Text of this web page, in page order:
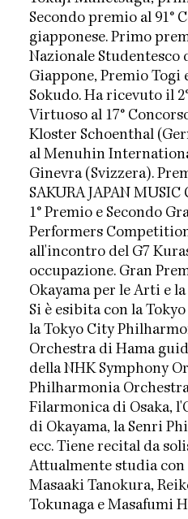
Secondo premio al 91°
giapponese. Primo
Nazionale Studentesco
Giappone, Premio Togi
Sokudo. Ha ricevuto il
Virtuoso al 17°
Kloster Schoenthal
al Menuhin
Ginevra (Svizzera).
SAKURA JAPAN
1° Premio e Secondo
Performers
all'incontro del G7
occupazione. Gran
Okayama per le Arti e
Si è esibita con la
la Tokyo City
Orchestra di Hama
della NHK Symphony
Philharmonia
Filarmonica di Osaka,
di Okayama, la Senri
ecc. Tiene recital da
Attualmente studia
Masaaki Tanokura,
Tokunaga e Masafumi